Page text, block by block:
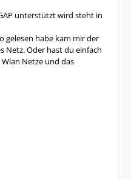
unterstützt wird steht in
gelesen habe kam mir der
Netz. Oder hast du einfach
Netze und das